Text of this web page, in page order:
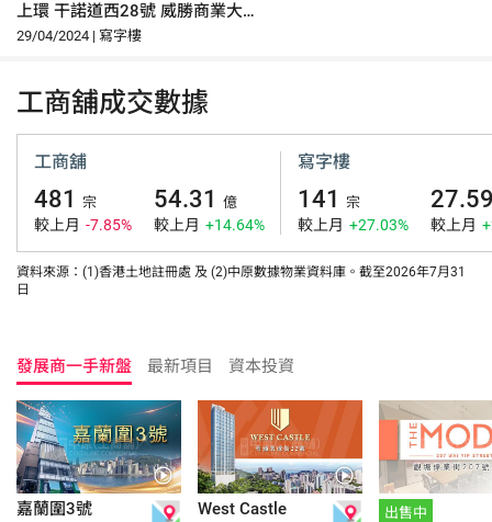
上環 干諾道西28號 威勝商業大廈
1樓01-02＆12室
29/04/2024 | 寫字樓
工商舖成交數據
工商舖
481 宗
較上月 -7.85%
54.31 億
較上月 +14.64%
寫字樓
141 宗
較上月 +27.03% 較上月
資料來源：(1)香港土地註冊處 及 (2)中原數據物業資料庫。截至2026年7月31
日
發展商一手新盤 最新項目 資本投資
嘉蘭圍3號 West Castle 出售中